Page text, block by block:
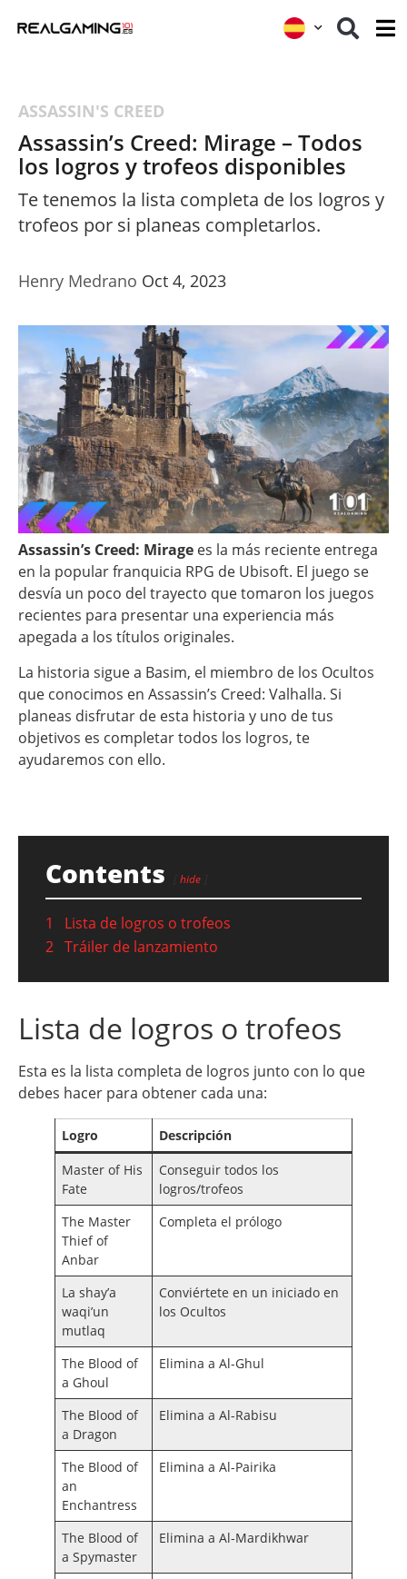
ASSASSIN'S CREED
Assassin’s Creed: Mirage – Todos
los logros y trofeos disponibles
Te tenemos la lista completa de los logros y
trofeos por si planeas completarlos.
Henry Medrano Oct 4, 2023
Assassin’s Creed: Mirage es la más reciente entrega
en la popular franquicia RPG de Ubisoft. El juego se
desvía un poco del trayecto que tomaron los juegos
recientes para presentar una experiencia más
apegada a los títulos originales.
La historia sigue a Basim, el miembro de los Ocultos
que conocimos en Assassin’s Creed: Valhalla. Si
planeas disfrutar de esta historia y uno de tus
objetivos es completar todos los logros, te
ayudaremos con ello.
Contents hide
1
Lista de logros o trofeos
2 Tráiler de lanzamiento
Lista de logros o trofeos
Esta es la lista completa de logros junto con lo que
debes hacer para obtener cada una:
Logro
Descripción
Master of His
Fate
Conseguir todos los
logros/trofeos
The Master
Thief of
Anbar
Completa el prólogo
La shay’a
waqi’un
mutlaq
Conviértete en un iniciado en
los Ocultos
The Blood of
a Ghoul
Elimina a Al-Ghul
The Blood of
a Dragon
Elimina a Al-Rabisu
The Blood of
an
Enchantress
Elimina a Al-Pairika
The Blood of
a Spymaster
Elimina a Al-Mardikhwar